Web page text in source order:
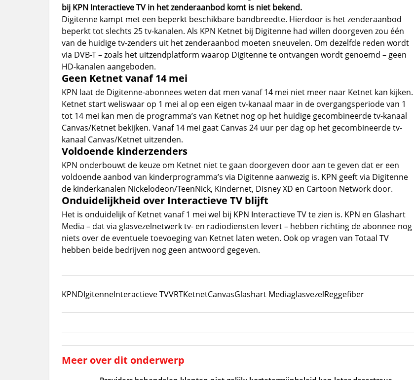
bij KPN Interactieve TV in het zenderaanbod komt is niet bekend.
Digitenne kampt met een beperkt beschikbare bandbreedte. Hierdoor is het zenderaanbod
beperkt tot slechts 25 tv-kanalen. Als KPN Ketnet bij Digitenne had willen doorgeven zou één
van de huidige tv-zenders uit het zenderaanbod moeten sneuvelen. Om dezelfde reden wordt
via DVB-T – zoals het uitzendplatform waarop Digitenne te ontvangen wordt genoemd – geen
HD-kanalen aangeboden.
Geen Ketnet vanaf 14 mei
KPN laat de Digitenne-abonnees weten dat men vanaf 14 mei niet meer naar Ketnet kan kijken.
Ketnet start weliswaar op 1 mei al op een eigen tv-kanaal maar in de overgangsperiode van 1
tot 14 mei kan men de programma’s van Ketnet nog op het huidige gecombineerde tv-kanaal
Canvas/Ketnet bekijken. Vanaf 14 mei gaat Canvas 24 uur per dag op het gecombineerde tv-
kanaal Canvas/Ketnet uitzenden.
Voldoende kinderzenders
KPN onderbouwt de keuze om Ketnet niet te gaan doorgeven door aan te geven dat er een
voldoende aanbod van kinderprogramma’s via Digitenne aanwezig is. KPN geeft via Digitenne
de kinderkanalen Nickelodeon/TeenNick, Kindernet, Disney XD en Cartoon Network door.
Onduidelijkheid over Interactieve TV blijft
Het is onduidelijk of Ketnet vanaf 1 mei wel bij KPN Interactieve TV te zien is. KPN en Glashart
Media – dat via glasvezelnetwerk tv- en radiodiensten levert – hebben richting de abonnee nog
niets over de eventuele toevoeging van Ketnet laten weten. Ook op vragen van Totaal TV
hebben beide bedrijven nog geen antwoord gegeven.
KPNDIgitenneInteractieve TVVRTKetnetCanvasGlashart MediaglasvezelReggefiber
Meer over dit onderwerp